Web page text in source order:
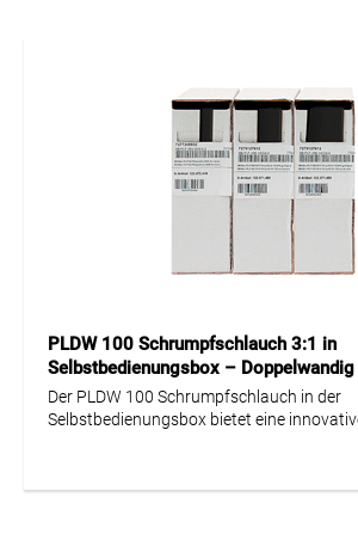
die Lösung besonders für Anwendungen
Anlagenbau und in der
Die PLF 103 GYS 3.1
eingesetzt, um Kabelschutzsysteme
oder Verteilern anzuschließen. Sie
und professionelle Installation von
industriellen Anwendungen.
PLDW 100 Schrumpfschlauch 3:1 in
Selbstbedienungsbox –
Der PLDW 100 Schrumpfschlauch in der
Selbstbedienungsbox bietet eine
ohne Verschmutzung oder
doppelwandige, dünnwandige Schlauch